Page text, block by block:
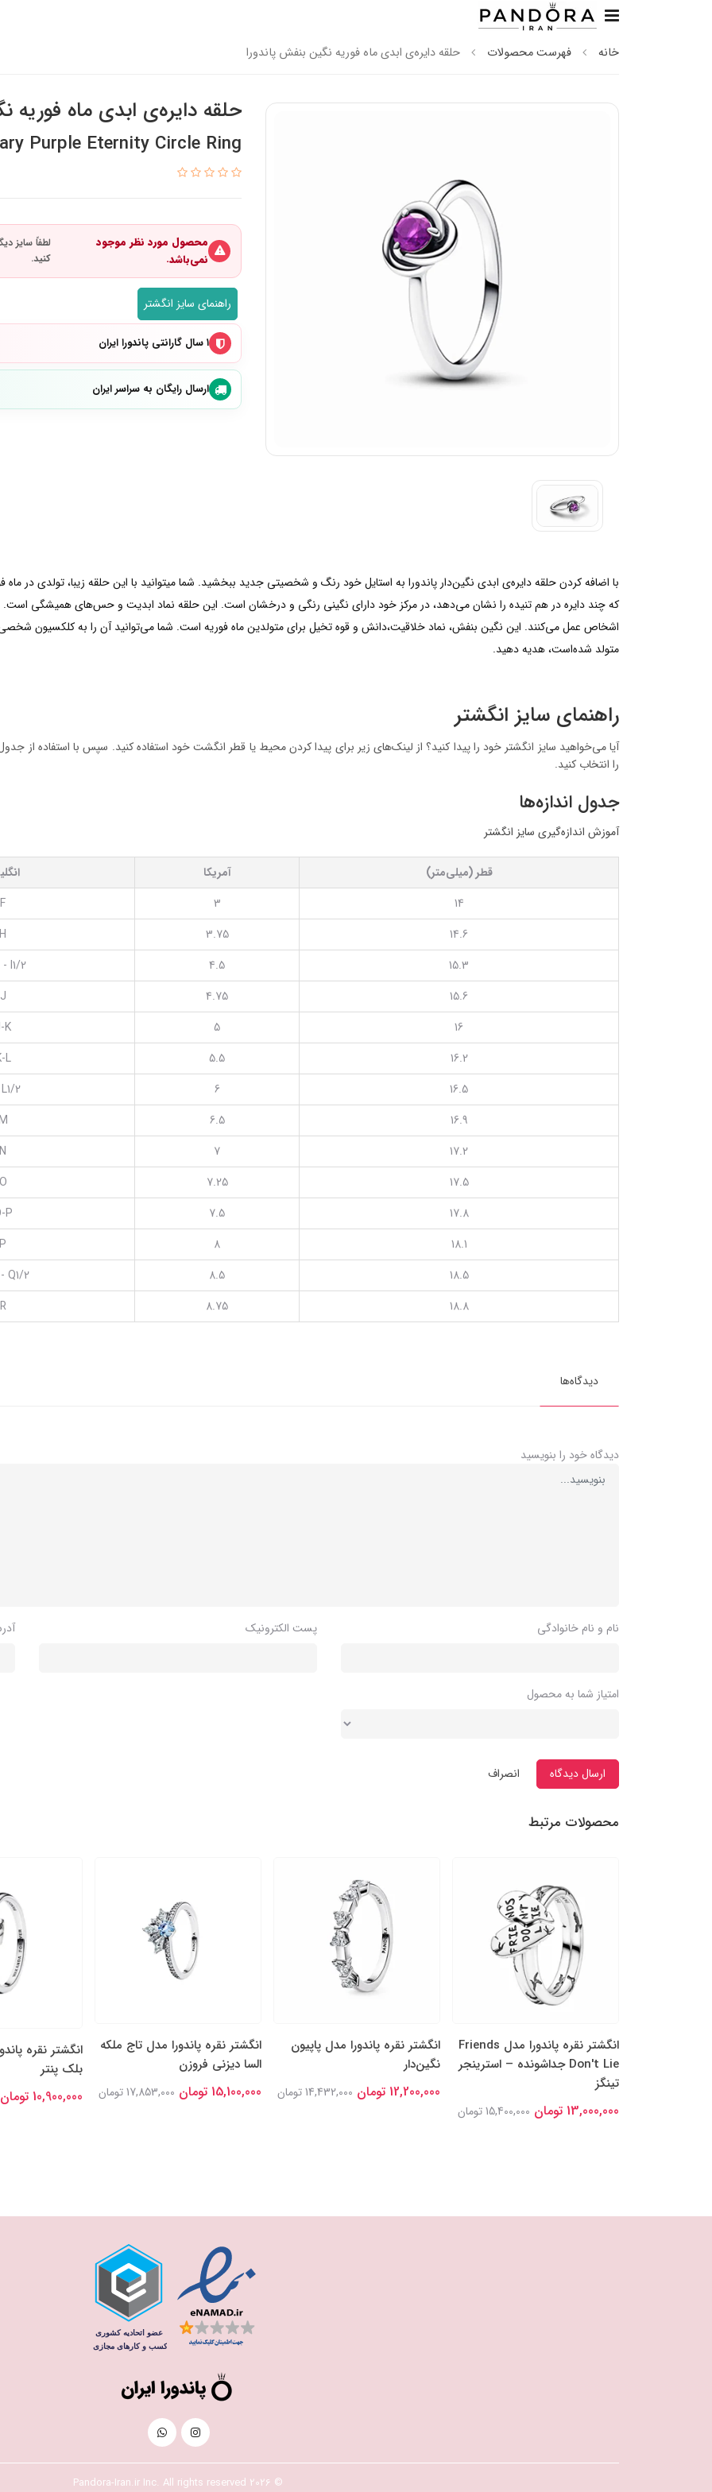
خانه فهرست محصولات حلقه دایره‌ی ابدی ماه فوریه نگین بنفش پاندورا
حلقه دایره‌ی ابدی ماه فوریه
Purple Eternity Circle Ring
محصول مورد نظر موجود
نمی‌باشد.
راهنمای سایز انگشتر
۱ سال گارانتی پاندورا ایران
ارسال رایگان به سراسر ایران
که چند دایره در هم تنیده را نشان می‌دهد، در مرکز خود دارای نگینی رنگی و درخشان است. این حلقه نماد ابدیت و حس‌های همیشگی است.
اشخاص عمل می‌کنند. این نگین بنفش، نماد خلاقیت،دانش و قوه تخیل برای متولدین ماه فوریه است. شما می‌توانید آن را به کلکسیون شخصی
متولد شده‌است، هدیه دهید.
راهنمای سایز انگشتر
آیا می‌خواهید سایز انگشتر خود را پیدا کنید؟ از لینک‌های زیر برای پیدا کردن محیط یا قطر انگشت خود استفاده کنید. سپس با استفاده از
را انتخاب کنید.
جدول اندازه‌ها
آموزش اندازه‌گیری سایز انگشتر
قطر (میلی‌متر) آمریکا
14
3
F
14.6
3.75
H
15.3
4.5
- I1/2
15.6
4.75
J
16
5
K
16.2
5.5
L
16.5
6
2
16.9
6.5
17.2
7
N
17.5
7.25
O
17.8
7.5
P
18.1
8
P
18.5
8.5
Q1/2
18.8
8.75
R
دیدگاه‌ها
دیدگاه خود را بنویسید
نام و نام خانوادگی پست الکترونیک
امتیاز شما به محصول
ارسال دیدگاه انصراف
محصولات مرتبط
انگشتر نقره پاندورا مدل Friends
Don't Lie جداشونده – استرینجر
تینگز
13,000,000 تومان 15,400,000 تومان
انگشتر نقره پاندورا مدل پاپیون
نگین‌دار
12,200,000 تومان 14,432,000 تومان
انگشتر نقره پاندورا مدل تاج ملکه
السا دیزنی فروزن
15,100,000 تومان 17,853,000 تومان
انگشتر نقره
بلک پنتر
10,900,000 تومان
© 2026 Pandora-Iran.ir Inc. All rights reserved